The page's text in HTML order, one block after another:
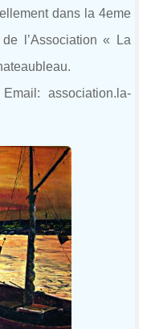
dans la 4eme
l’Association « La
association.la-